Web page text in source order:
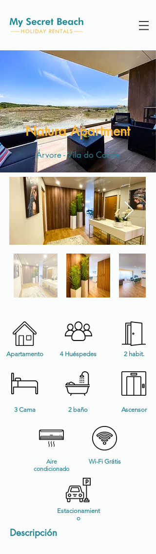
Natura Apartment
Árvore - Vila do Conde
Apartamento
3 Cama
4 Huéspedes
2 baño
2 habit.
Ascensor
Aire
condicionado
Wi-Fi Grátis
Estacionamient
o
Descripción